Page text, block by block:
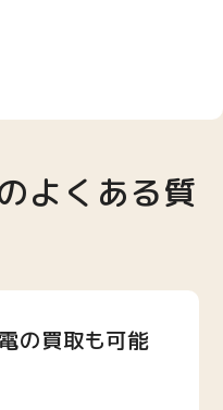
よくある質
の買取も可能